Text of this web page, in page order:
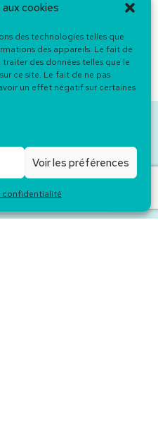
cookies
des technologies telles que
des appareils. Le fait de
des données telles que le
ce site. Le fait de ne pas
un effet négatif sur certaines
Voir les préférences
confidentialité
WC séparé.